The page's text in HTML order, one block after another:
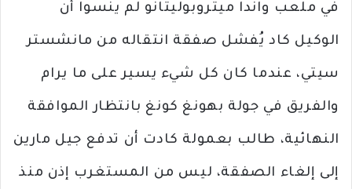
في ملعب واندا ميتروبوليتانو لم ينسوا أن
الوكيل كاد يُفشل صفقة انتقاله من مانشستر
سيتي، عندما كان كل شيء يسير على ما يرام
والفريق في جولة بهونغ كونغ بانتظار الموافقة
النهائية، طالب بعمولة كادت أن تدفع جيل مارين
إلى إلغاء الصفقة، ليس من المستغرب إذن منذ